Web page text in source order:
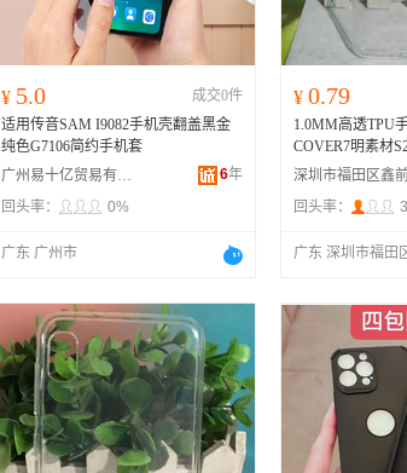
¥ 5.0
成交0件
适用传音SAM I9082手机壳翻盖黑金
纯色G7106简约手机套
广州易十亿贸易有限公司
6年
回头率：
0%
广东 广州市
¥ 0.79
1.0MM高透TPU
COVER7明素材
套
回头率：
广东 深圳市福田